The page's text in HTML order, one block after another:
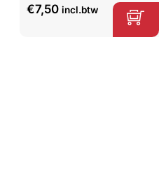
5.00 op 5
gebaseerd
€7,50 incl.btw